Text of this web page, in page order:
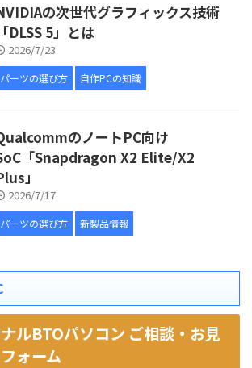
の次世代グラフィックス技術
「DLSS 5」とは
2026/7/23
パーツの選び方 自作PCの知識
のノートPC向け
「Snapdragon X2 Elite/X2
」
2026/7/17
パーツの選び方 新製品情報
ルBTOパソコン ご相談・お見
ォーム